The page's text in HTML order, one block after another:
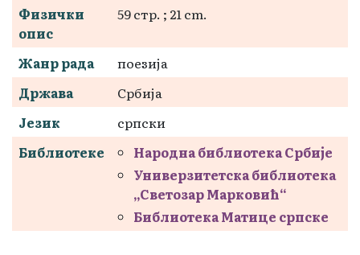
Физички
опис
59 стр. ; 21 cm.
Жанр рада
поезија
Држава
Србија
Језик
српски
Библиотеке
Народна библиотека Србије
Универзитетска библиотека
„Светозар Марковић“
Библиотека Матице српске